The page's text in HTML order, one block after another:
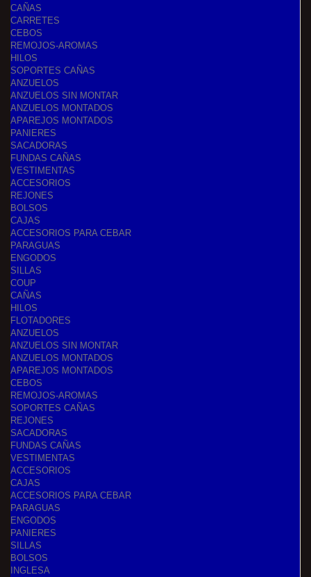
CAÑAS
CARRETES
CEBOS
REMOJOS-AROMAS
HILOS
SOPORTES CAÑAS
ANZUELOS
ANZUELOS SIN MONTAR
ANZUELOS MONTADOS
APAREJOS MONTADOS
PANIERES
SACADORAS
FUNDAS CAÑAS
VESTIMENTAS
ACCESORIOS
REJONES
BOLSOS
CAJAS
ACCESORIOS PARA CEBAR
PARAGUAS
ENGODOS
SILLAS
COUP
CAÑAS
HILOS
FLOTADORES
ANZUELOS
ANZUELOS SIN MONTAR
ANZUELOS MONTADOS
APAREJOS MONTADOS
CEBOS
REMOJOS-AROMAS
SOPORTES CAÑAS
REJONES
SACADORAS
FUNDAS CAÑAS
VESTIMENTAS
ACCESORIOS
CAJAS
ACCESORIOS PARA CEBAR
PARAGUAS
ENGODOS
PANIERES
SILLAS
BOLSOS
INGLESA